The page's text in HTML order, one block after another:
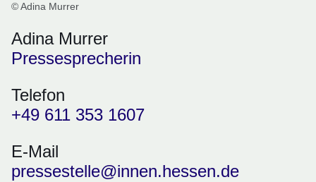
© Adina Murrer
Adina Murrer
Pressesprecherin
Telefon
+49 611 353 1607
E-Mail
pressestelle@innen.hessen.de